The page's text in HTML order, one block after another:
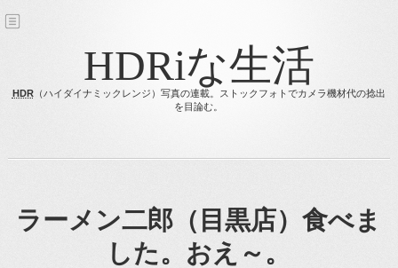
HDRiな生活
HDR（ハイダイナミックレンジ）写真の連載。ストックフォトでカメラ機材代の捻出
を目論む。
ラーメン二郎（目黒店）食べま
した。おえ～。